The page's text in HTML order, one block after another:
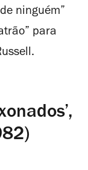
ninguém”
para